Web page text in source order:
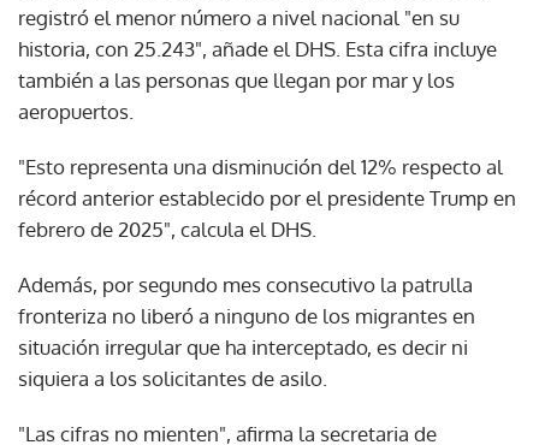
registró el menor número a nivel nacional "en su
historia, con 25.243", añade el DHS. Esta cifra incluye
también a las personas que llegan por mar y los
aeropuertos.
"Esto representa una disminución del 12% respecto al
récord anterior establecido por el presidente Trump en
febrero de 2025", calcula el DHS.
Además, por segundo mes consecutivo la patrulla
fronteriza no liberó a ninguno de los migrantes en
situación irregular que ha interceptado, es decir ni
siquiera a los solicitantes de asilo.
"Las cifras no mienten", afirma la secretaria de